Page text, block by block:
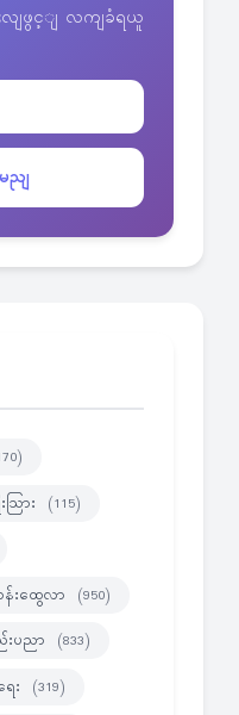
းလျဖွင့ျ လကျခံရယူ
ညျ
သြား (115)
းထွေလာ (950)
းပညာ (833)
း (319)